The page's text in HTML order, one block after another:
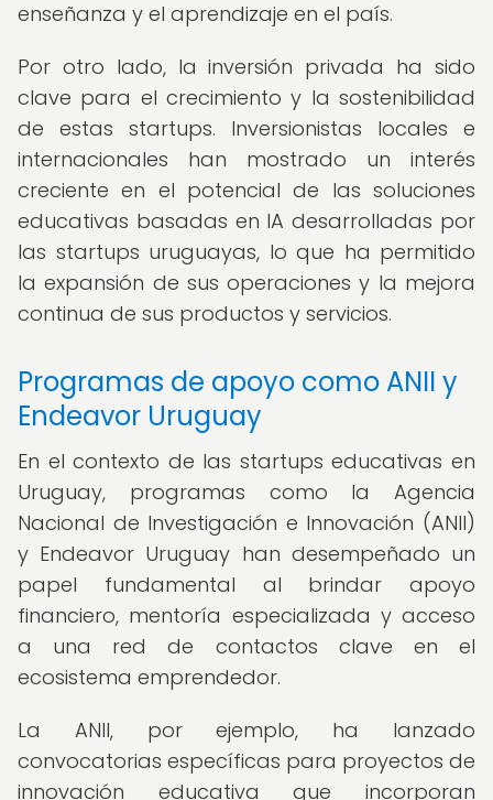
enseñanza y el aprendizaje en el país.
Por otro lado, la inversión privada ha sido
clave para el crecimiento y la sostenibilidad
de estas startups. Inversionistas locales e
internacionales han mostrado un interés
creciente en el potencial de las soluciones
educativas basadas en IA desarrolladas por
las startups uruguayas, lo que ha permitido
la expansión de sus operaciones y la mejora
continua de sus productos y servicios.
Programas de apoyo como ANII y
Endeavor Uruguay
En el contexto de las startups educativas en
Uruguay, programas como la Agencia
Nacional de Investigación e Innovación (ANII)
y Endeavor Uruguay han desempeñado un
papel fundamental al brindar apoyo
financiero, mentoría especializada y acceso
a una red de contactos clave en el
ecosistema emprendedor.
La ANII, por ejemplo, ha lanzado
convocatorias específicas para proyectos de
innovación educativa que incorporan